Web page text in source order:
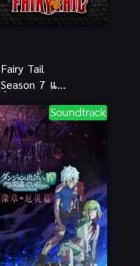
Fairy Tail
Season 7 แฟ
เวทอภินิหาร
ภาค 7
Soundtrack